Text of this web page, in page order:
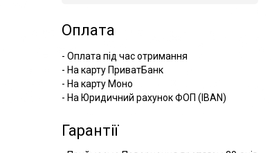
Оплата
- Оплата під час отримання
- На карту ПриватБанк
- На карту Моно
- На Юридичний рахунок ФОП (IBAN)
Гарантії